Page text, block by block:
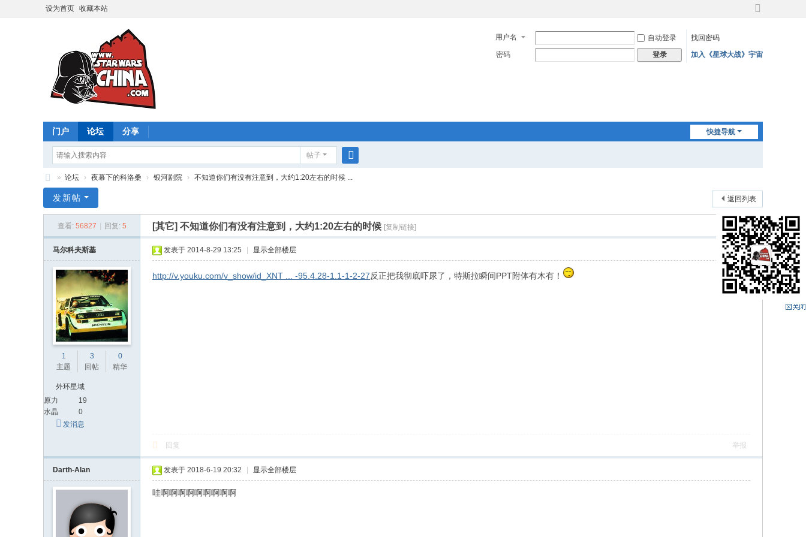
设为首页 收藏本站
切
宽
用户名 自动登录
找回密码
密码
登录 加入《星球大战》宇宙
快捷导航
门户 论坛 分享
帖子
球
C
» 论坛 › 夜幕下的科洛桑 › 银河剧院 › 不知道你们有没有注意到，大约1:20左右的时候 ...
返回列表
发新帖
查看: 56827 回复: 5 [其它] 不知道你们有没有注意到，大约1:20左右的时候 [复制链接]
马尔科夫斯基
1
主题
3
回帖
0
精华
外环星域
原力
19
水晶
0
发消息
发表于 2014-8-29 13:25 显示全部楼层
http://v.youku.com/v_show/id_XNT ... -95.4.28-1.1-1-2-27反正把我彻底吓尿了，特斯拉瞬间PPT附体有木有！
回复 举报
Darth-Alan 发表于 2018-6-19 20:32 显示全部楼层
哇啊啊啊啊啊啊啊啊啊